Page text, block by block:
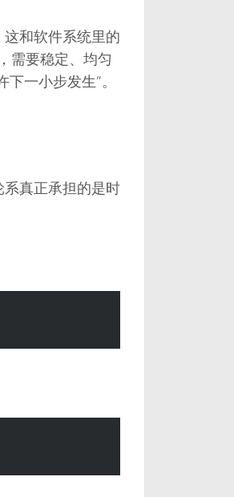
和软件系统里的
需要稳定、均匀
一小步发生”。
真正承担的是时